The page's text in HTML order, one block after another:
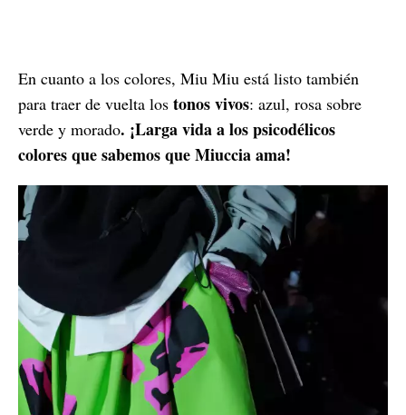
En cuanto a los colores, Miu Miu está listo también
para traer de vuelta los tonos vivos: azul, rosa sobre
verde y morado. ¡Larga vida a los psicodélicos
colores que sabemos que Miuccia ama!